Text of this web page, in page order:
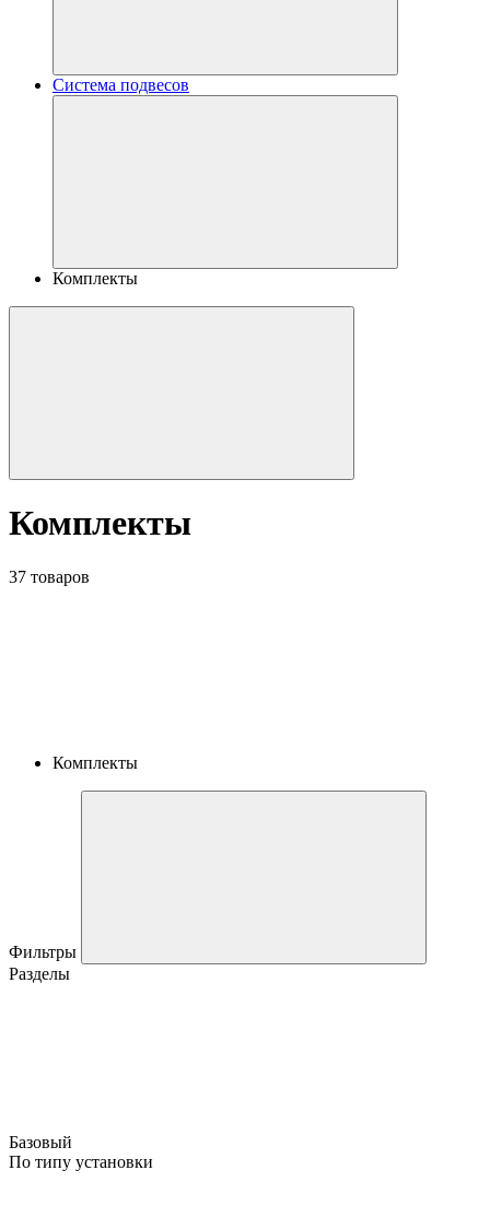
Система подвесов
Комплекты
Комплекты
37 товаров
Комплекты
Фильтры
Разделы
Базовый
По типу установки